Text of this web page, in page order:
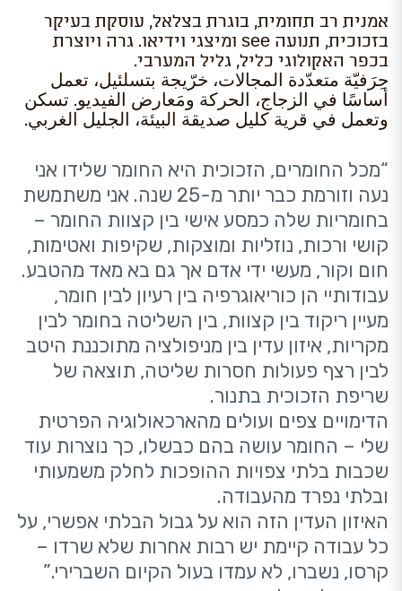
אמנית רב תחומית, בוגרת בצלאל, עוסקת בעיקר
בזכוכית, תנועה see ומיצגי וידיאו. גרה ויוצרת
בכפר האקולוגי כליל, גליל המערבי.
حِرَفيّة متعدّدة المجالات، خرّيجة بتسلئيل، تعمل
أساسًا في الزجاج، الحركة ومَعارض الفيديو. تسكن
وتعمل في قرية كليل صديقة البيئة، الجليل الغربي.
“מכל החומרים, הזכוכית היא החומר שלידו אני
נעה וזורמת כבר יותר מ-25 שנה. אני משתמשת
בחומריות שלה כמסע אישי בין קצוות החומר –
קושי ורכות, נוזליות ומוצקות, שקיפות ואטימות,
חום וקור, מעשי ידי אדם אך גם בא מאד מהטבע.
עבודותיי הן כוריאוגרפיה בין רעיון לבין חומר,
מעיין ריקוד בין קצוות, בין השליטה בחומר לבין
מקריות, איזון עדין בין מניפולציה מתוכננת היטב
לבין רצף פעולות חסרות שליטה, תוצאה של
שריפת הזכוכית בתנור.
הדימויים צפים ועולים מהארכאולוגיה הפרטית
שלי – החומר עושה בהם כבשלו, כך נוצרות עוד
שכבות בלתי צפויות ההופכות לחלק משמעותי
ובלתי נפרד מהעבודה.
האיזון העדין הזה הוא על גבול הבלתי אפשרי, על
כל עבודה קיימת יש רבות אחרות שלא שרדו –
קרסו, נשברו, לא עמדו בעול הקיום השברירי.”